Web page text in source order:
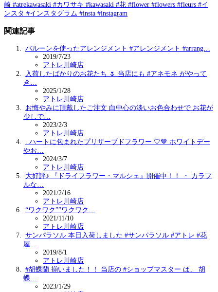
崎 #atrekawasaki #カワサキ #kawasaki #花 #flower #flowers #fleurs #イ
ンスタ #インスタグラム #insta #instagram
関連記事
バルーンを使ったアレンジメント #アレンジメント #arrang…
2019/7/23
アトレ川崎店
入荷したばかりのお花たち 🌷 当店にも #アネモネ がやって
き…
2025/1/28
アトレ川崎店
お悔やみに頂戴したご注文 白中心の淡いお色合わせで お花が
少しで…
2023/2/3
アトレ川崎店
. ハートに包まれたプリザーブドフラワー 🤍🤎 ホワイトデー
やお…
2024/3/7
アトレ川崎店
大好評♪ 『ドライフラワー・マルシェ』開催中！！ ・ カラフ
ルな…
2021/2/16
アトレ川崎店
“ワクワク””ワクワク…
2021/11/10
アトレ川崎店
サンパラソル 本日入荷しました #サンパラソル #アトレ #花
屋…
2019/8/1
アトレ川崎店
#胡蝶蘭 揃いました！！ 当店の #ショップマスター は、 胡
蝶…
2023/1/29